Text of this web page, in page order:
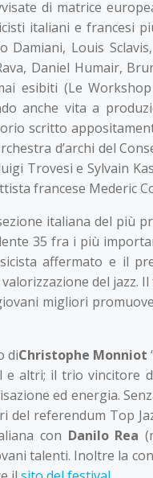
di matrice
italiani e francesi
Louis
Daniel Humair,
esibiti (Le
anche vita a
scritto
d’archi del
Trovesi e Sylvain
francese Mederic
italiana del più
35 fra i più
affermato e il
del jazz.
migliori
diChristophe Monniot
altri; il trio vincitore
ed energia.
referendum Top
con Danilo Rea
talenti. Inoltre la